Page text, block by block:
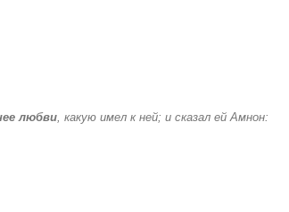
любви, какую имел к ней; и сказал ей Амнон: